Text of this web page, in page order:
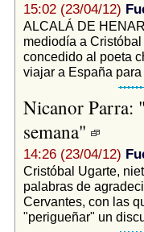
15:02 (23/04/12)
ALCALÁ DE
mediodía a
concedido al poeta
viajar a España para
Nicanor Parra:
semana"
14:26 (23/04/12)
Cristóbal Ugarte,
palabras de
Cervantes, con las
"perigueñar" un